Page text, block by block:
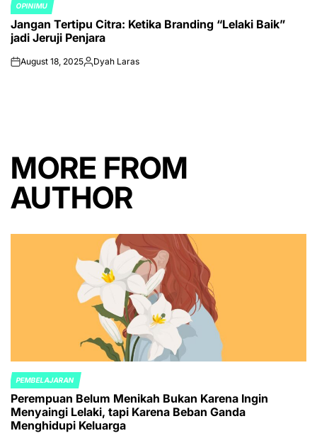
POSTED
IN
OPINIMU
Jangan Tertipu Citra: Ketika Branding “Lelaki Baik”
jadi Jeruji Penjara
onAugust 18, 2025Posted
Dyah Laras
MORE FROM
AUTHOR
POSTED
IN
PEMBELAJARAN
Perempuan Belum Menikah Bukan Karena Ingin
Menyaingi Lelaki, tapi Karena Beban Ganda
Menghidupi Keluarga